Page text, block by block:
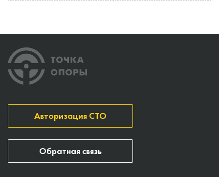
Авторизация СТО
Обратная связь